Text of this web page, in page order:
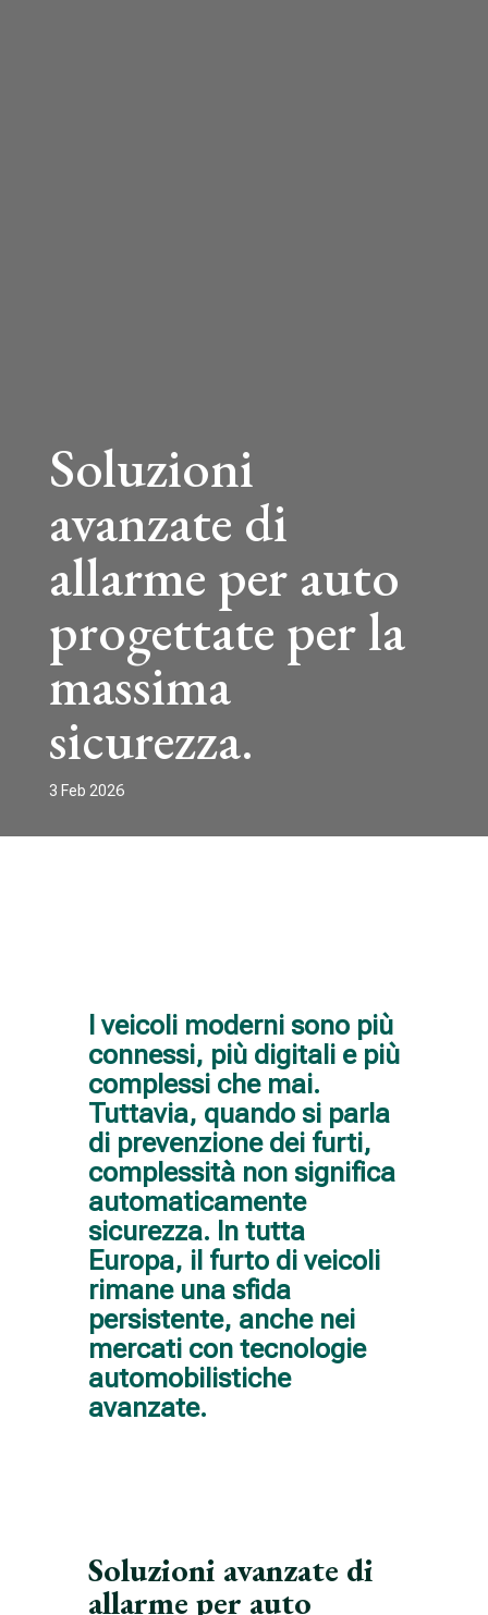
Soluzioni
avanzate di
allarme per auto
progettate per la
massima
sicurezza.
3 Feb 2026
I veicoli moderni sono più
connessi, più digitali e più
complessi che mai.
Tuttavia, quando si parla
di prevenzione dei furti,
complessità non significa
automaticamente
sicurezza. In tutta
Europa, il furto di veicoli
rimane una sfida
persistente, anche nei
mercati con tecnologie
automobilistiche
avanzate.
Soluzioni avanzate di
allarme per auto